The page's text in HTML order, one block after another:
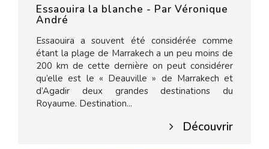
Essaouira la blanche - Par Véronique
André
Essaouira a souvent été considérée comme
étant la plage de Marrakech a un peu moins de
200 km de cette dernière on peut considérer
qu’elle est le « Deauville » de Marrakech et
d’Agadir deux grandes destinations du
Royaume. Destination...
Découvrir